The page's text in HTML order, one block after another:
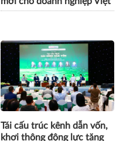
Tái cấu trúc kênh dẫn vốn,
khơi thông động lực tăng